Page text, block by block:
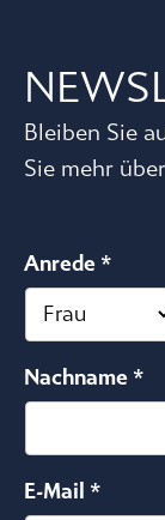
Bleiben Sie
Sie mehr
Anrede *
Nachname *
E-Mail *